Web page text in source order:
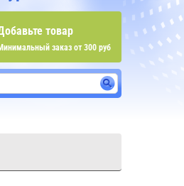
товар
заказ от 300 руб